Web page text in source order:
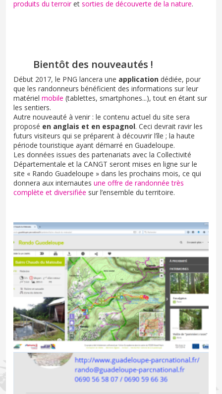
produits du terroiret sorties de découverte de la nature.
Bientôt des nouveautés !
Début 2017, le PNG lancera une application dédiée, pour
que les randonneurs bénéficient des informations sur leur
matériel mobile (tablettes, smartphones...), tout en étant sur
les sentiers.
Autre nouveauté à venir : le contenu actuel du site sera
proposé en anglais et en espagnol. Ceci devrait ravir les
futurs visiteurs qui se préparent à découvrir l’île ; la haute
période touristique ayant démarré en Guadeloupe.
Les données issues des partenariats avec la Collectivité
Départementale et la CANGT seront mises en ligne sur le
site « Rando Guadeloupe » dans les prochains mois, ce qui
donnera aux internautes une offre de randonnée très
complète et diversifiée sur l’ensemble du territoire.